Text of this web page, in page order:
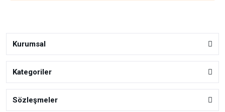
Kurumsal
Kategoriler
Sözleşmeler